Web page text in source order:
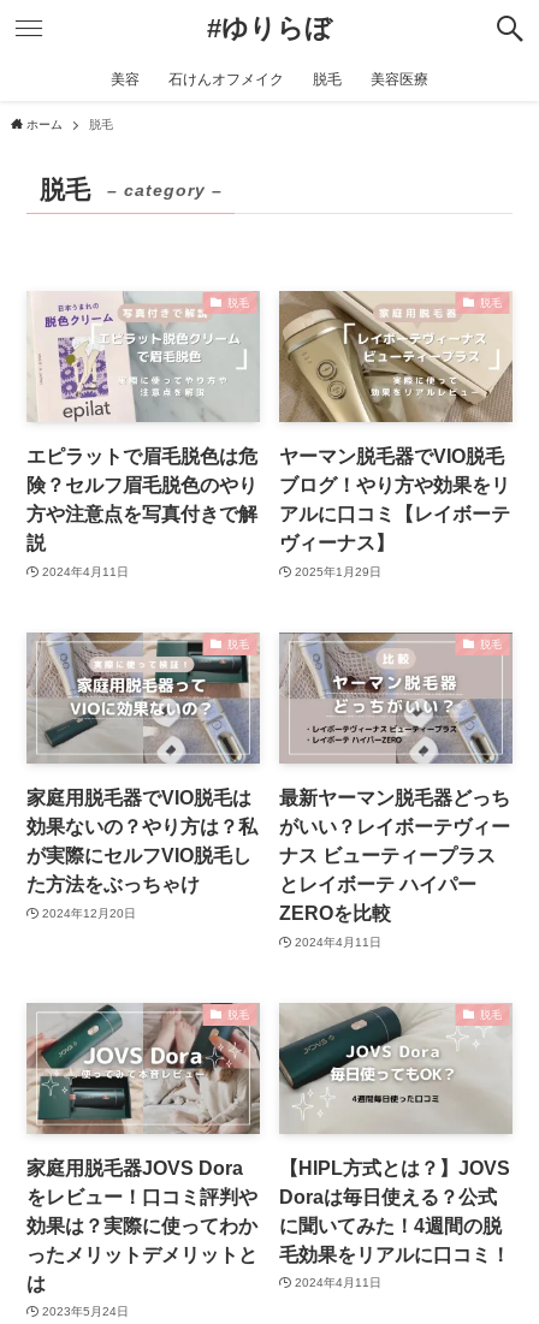
#ゆりらぼ
美容 石けんオフメイク 脱毛 美容医療
ホーム 脱毛
脱毛 – category –
脱毛
エピラットで眉毛脱色は危
険？セルフ眉毛脱色のやり
方や注意点を写真付きで解
説
2024年4月11日
脱毛
ヤーマン脱毛器でVIO脱毛
ブログ！やり方や効果をリ
アルに口コミ【レイボーテ
ヴィーナス】
2025年1月29日
脱毛
家庭用脱毛器でVIO脱毛は
効果ないの？やり方は？私
が実際にセルフVIO脱毛し
た方法をぶっちゃけ
2024年12月20日
脱毛
最新ヤーマン脱毛器どっち
がいい？レイボーテヴィー
ナス ビューティープラス
とレイボーテ ハイパー
ZEROを比較
2024年4月11日
脱毛
家庭用脱毛器JOVS Dora
をレビュー！口コミ評判や
効果は？実際に使ってわか
ったメリットデメリットと
は
2023年5月24日
脱毛
【HIPL方式とは？】JOVS
Doraは毎日使える？公式
に聞いてみた！4週間の脱
毛効果をリアルに口コミ！
2024年4月11日